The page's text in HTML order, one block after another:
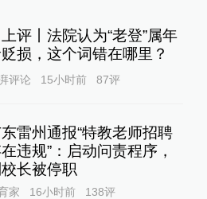
评丨法院认为“老登”属年
损，这个词错在哪里？
评论 15小时前 87评
雷州通报“特教老师招聘
违规”：启动问责程序，
长被停职
家 16小时前 138评